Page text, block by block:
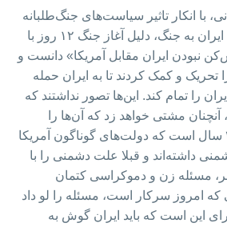
با انکار تاثیر سیاست‌های جنگ‌طلبانه
و هسته‌ای‌اش در ورود ایران به جنگ، دلیل آغاز جنگ ۱۲ روز با
نبودن ایران مقابل آمریکا» دانست و
تحریک و کمک کردند تا به ایران حمله
را تمام کند. این‌ها تصور نداشتند که
آنچنان مشتی خواهد زد که آن‌ها را
پشیمان خواهد کرد. ۴۵ سال است که دولت‌های گوناگون آمریکا
داشته‌اند و قبلا علت دشمنی را با
مسئله زن و دموکراسی کتمان
که امروز سرکار است، مسئله را لو داد
این است که باید ایران گوش به